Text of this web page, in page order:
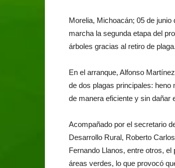
Morelia, Michoacán; 05 de
marcha la segunda etapa del
árboles gracias al retiro de plaga.
En el arranque, Alfonso
de dos plagas principales: heno
de manera eficiente y sin dañar
Acompañado por el secretario
Desarrollo Rural, Roberto
Fernando Llanos, entre otros,
áreas verdes, lo que provocó